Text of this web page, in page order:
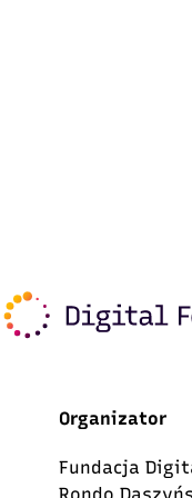
Organizator
Fundacja